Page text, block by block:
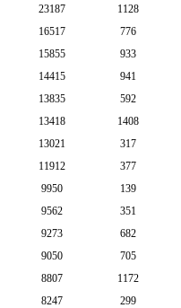
1128
23187
776
16517
933
15855
941
14415
592
13835
1408
13418
317
13021
377
11912
139
9950
351
9562
682
9273
705
9050
1172
8807
299
8247